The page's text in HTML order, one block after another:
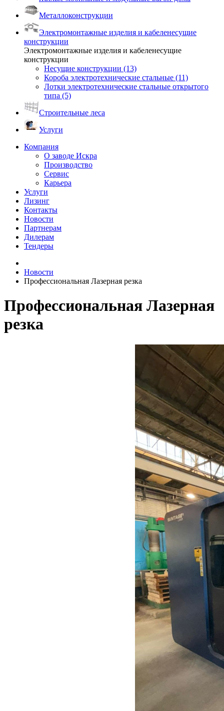
Металлоконструкции
Электромонтажные изделия и кабеленесущие
конструкции
Электромонтажные изделия и кабеленесущие
конструкции
Несущие конструкции (13)
Короба электротехнические стальные (11)
Лотки электротехнические стальные открытого
типа (5)
Строительные леса
Услуги
Компания
О заводе Искра
Производство
Сервис
Карьера
Услуги
Лизинг
Контакты
Новости
Партнерам
Дилерам
Тендеры
Новости
Профессиональная Лазерная резка
Профессиональная Лазерная
резка